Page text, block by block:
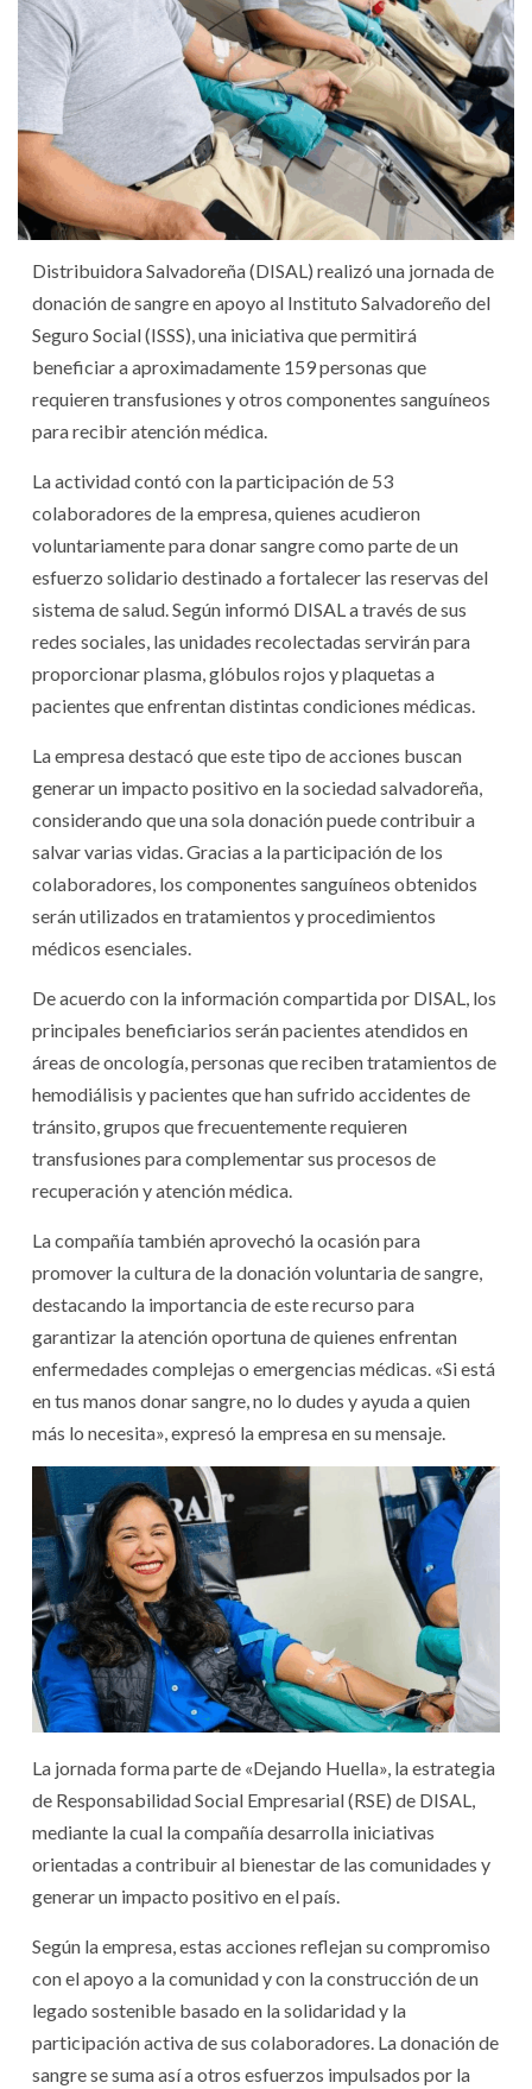
Distribuidora Salvadoreña (DISAL) realizó una jornada de
donación de sangre en apoyo al Instituto Salvadoreño del
Seguro Social (ISSS), una iniciativa que permitirá
beneficiar a aproximadamente 159 personas que
requieren transfusiones y otros componentes sanguíneos
para recibir atención médica.
La actividad contó con la participación de 53
colaboradores de la empresa, quienes acudieron
voluntariamente para donar sangre como parte de un
esfuerzo solidario destinado a fortalecer las reservas del
sistema de salud. Según informó DISAL a través de sus
redes sociales, las unidades recolectadas servirán para
proporcionar plasma, glóbulos rojos y plaquetas a
pacientes que enfrentan distintas condiciones médicas.
La empresa destacó que este tipo de acciones buscan
generar un impacto positivo en la sociedad salvadoreña,
considerando que una sola donación puede contribuir a
salvar varias vidas. Gracias a la participación de los
colaboradores, los componentes sanguíneos obtenidos
serán utilizados en tratamientos y procedimientos
médicos esenciales.
De acuerdo con la información compartida por DISAL, los
principales beneficiarios serán pacientes atendidos en
áreas de oncología, personas que reciben tratamientos de
hemodiálisis y pacientes que han sufrido accidentes de
tránsito, grupos que frecuentemente requieren
transfusiones para complementar sus procesos de
recuperación y atención médica.
La compañía también aprovechó la ocasión para
promover la cultura de la donación voluntaria de sangre,
destacando la importancia de este recurso para
garantizar la atención oportuna de quienes enfrentan
enfermedades complejas o emergencias médicas. «Si está
en tus manos donar sangre, no lo dudes y ayuda a quien
más lo necesita», expresó la empresa en su mensaje.
La jornada forma parte de «Dejando Huella», la estrategia
de Responsabilidad Social Empresarial (RSE) de DISAL,
mediante la cual la compañía desarrolla iniciativas
orientadas a contribuir al bienestar de las comunidades y
generar un impacto positivo en el país.
Según la empresa, estas acciones reflejan su compromiso
con el apoyo a la comunidad y con la construcción de un
legado sostenible basado en la solidaridad y la
participación activa de sus colaboradores. La donación de
sangre se suma así a otros esfuerzos impulsados por la